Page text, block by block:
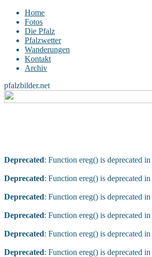
Home
Fotos
Die Pfalz
Pfalzwetter
Wanderungen
Kontakt
Archiv
pfalzbilder.net
Deprecated: Function ereg() is deprecated in
Deprecated: Function ereg() is deprecated in
Deprecated: Function ereg() is deprecated in
Deprecated: Function ereg() is deprecated in
Deprecated: Function ereg() is deprecated in
Deprecated: Function ereg() is deprecated in